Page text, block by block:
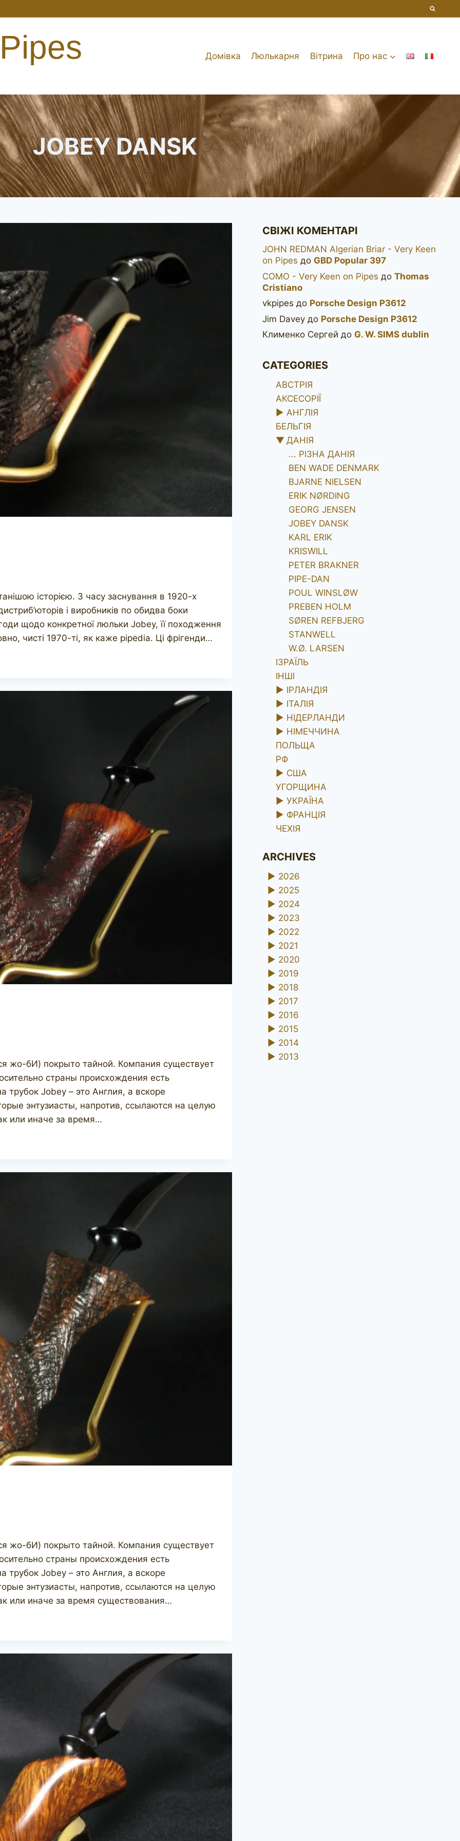
Домівка Люлькарня Вітрина Про нас
JOBEY DANSK
історією. З часу заснування в 1920-х
і виробників по обидва боки
щодо конкретної люльки Jobey, її походження
чисті 1970-ті, як каже pipedia. Ці фрігенди…
жо-бИ) покрыто тайной. Компания существует
страны происхождения есть
трубок Jobey – это Англия, а вскоре
энтузиасты, напротив, ссылаются на целую
или иначе за время…
жо-бИ) покрыто тайной. Компания существует
страны происхождения есть
трубок Jobey – это Англия, а вскоре
энтузиасты, напротив, ссылаются на целую
или иначе за время существования…
СВІЖІ КОМЕНТАРІ
JOHN REDMAN Algerian Briar - Very Keen
on Pipes до GBD Popular 397
COMO - Very Keen on Pipes до Thomas
Cristiano
vkpipes до Porsche Design P3612
Jim Davey до Porsche Design P3612
Клименко Сергей до G. W. SIMS dublin
CATEGORIES
АВСТРІЯ
АКСЕСОРІЇ
► АНГЛІЯ
БЕЛЬГІЯ
▼ ДАНІЯ
... РІЗНА ДАНІЯ
BEN WADE DENMARK
BJARNE NIELSEN
ERIK NØRDING
GEORG JENSEN
JOBEY DANSK
KARL ERIK
KRISWILL
PETER BRAKNER
PIPE-DAN
POUL WINSLØW
PREBEN HOLM
SØREN REFBJERG
STANWELL
W.Ø. LARSEN
ІЗРАЇЛЬ
ІНШІ
► ІРЛАНДІЯ
► ІТАЛІЯ
► НІДЕРЛАНДИ
► НІМЕЧЧИНА
ПОЛЬЩА
РФ
► США
УГОРЩИНА
► УКРАЇНА
► ФРАНЦІЯ
ЧЕХІЯ
ARCHIVES
► 2026
► 2025
► 2024
► 2023
► 2022
► 2021
► 2020
► 2019
► 2018
► 2017
► 2016
► 2015
► 2014
► 2013